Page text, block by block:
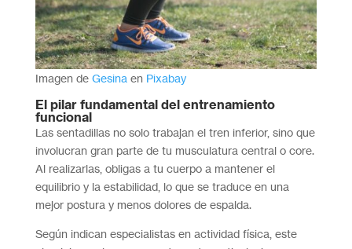
Imagen de Gesina en Pixabay
El pilar fundamental del entrenamiento
funcional
Las sentadillas no solo trabajan el tren inferior, sino que
involucran gran parte de tu musculatura central o core.
Al realizarlas, obligas a tu cuerpo a mantener el
equilibrio y la estabilidad, lo que se traduce en una
mejor postura y menos dolores de espalda.
Según indican especialistas en actividad física, este